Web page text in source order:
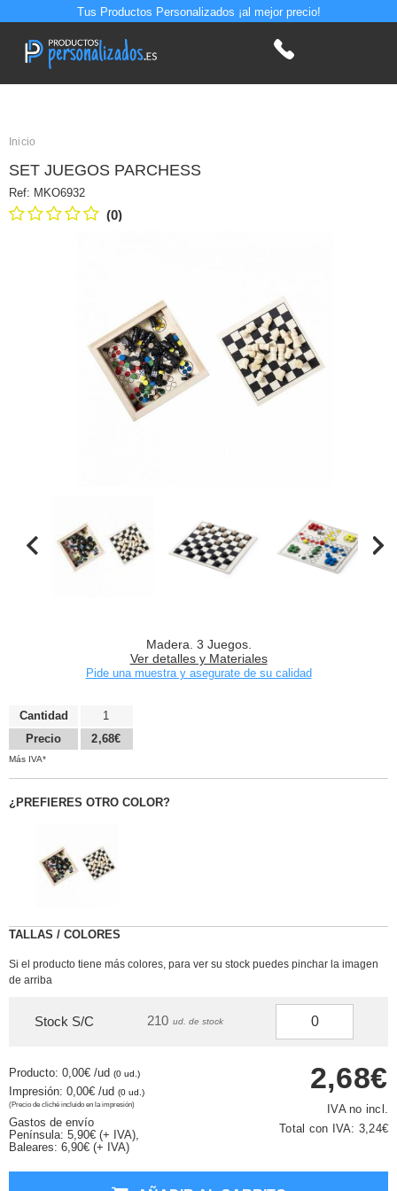
Tus Productos Personalizados ¡al mejor precio!
Inicio
SET JUEGOS PARCHESS
Ref: MKO6932
(0)
Madera. 3 Juegos.
Ver detalles y Materiales
Pide una muestra y asegurate de su calidad
Cantidad
Precio
1
2,68€
Más IVA*
¿PREFIERES OTRO COLOR?
TALLAS / COLORES
Si el producto tiene más colores, para ver su stock puedes pinchar la imagen
de arriba
Stock S/C 210 ud. de stock
Producto: 0,00€ /ud (0 ud.)
Impresión: 0,00€ /ud (0 ud.)
(Precio de cliché incluido en la impresión)
Gastos de envío
Península: 5,90€ (+ IVA),
Baleares: 6,90€ (+ IVA)
2,68€
IVA no incl.
Total con IVA: 3,24€